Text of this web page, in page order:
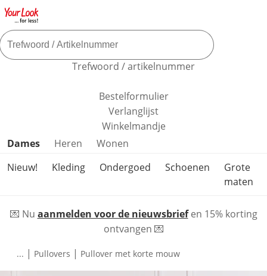
Trefwoord / artikelnummer
Bestelformulier
Verlanglijst
Winkelmandje
Productcategorieën overslaan
Dames Heren
Wonen
Nieuw!
Kleding Ondergoed Schoenen
Grote
maten
💌 Nu aanmelden voor de nieuwsbriefen 15% korting
ontvangen 💌
... | Pullovers | Pullover met korte mouw